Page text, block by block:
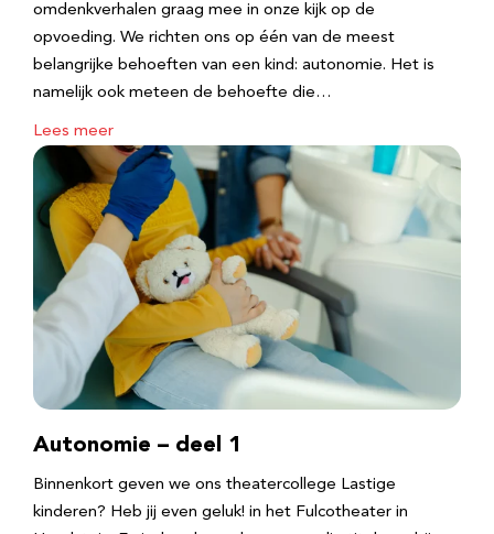
omdenkverhalen graag mee in onze kijk op de
opvoeding. We richten ons op één van de meest
belangrijke behoeften van een kind: autonomie. Het is
namelijk ook meteen de behoefte die…
Lees meer
Autonomie – deel 1
Binnenkort geven we ons theatercollege Lastige
kinderen? Heb jij even geluk! in het Fulcotheater in